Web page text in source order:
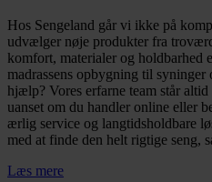
Hos Sengeland går vi ikke på
udvælger nøje produkter fra
komfort, materialer og holdbarhed
madrassens opbygning til
hjælp? Vores erfarne team står
uanset om du handler online eller
ærlig service og langtidsholdbare
med at finde den helt rigtige seng,
Læs mere